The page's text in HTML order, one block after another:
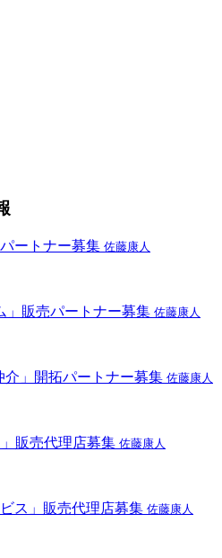
ートナー募集 佐藤康人
」販売パートナー募集 佐藤康人
介」開拓パートナー募集 佐藤康人
販売代理店募集 佐藤康人
ス」販売代理店募集 佐藤康人